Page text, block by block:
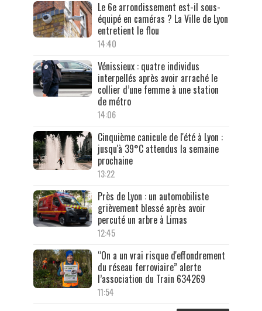
Le 6e arrondissement est-il sous-
équipé en caméras ? La Ville de Lyon
entretient le flou
14:40
Vénissieux : quatre individus
interpellés après avoir arraché le
collier d’une femme à une station
de métro
14:06
Cinquième canicule de l'été à Lyon :
jusqu'à 39°C attendus la semaine
prochaine
13:22
Près de Lyon : un automobiliste
grièvement blessé après avoir
percuté un arbre à Limas
12:45
“On a un vrai risque d'effondrement
du réseau ferroviaire” alerte
l’association du Train 634269
11:54